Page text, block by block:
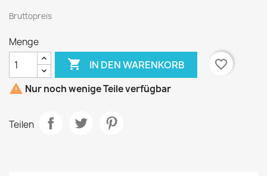
Bruttopreis
Menge
 IN DEN WARENKORB
favorite_border
 Nur noch wenige Teile verfügbar
Teilen